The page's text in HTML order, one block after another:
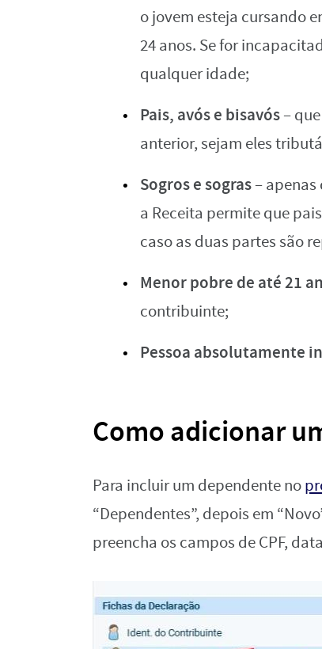
o jovem esteja cursando
24 anos. Se for
qualquer idade;
Pais, avós e bisavós–
anterior, sejam eles
Sogros e sogras–
a Receita permite que
caso as duas partes são
Menor pobre de até 21
contribuinte;
Pessoa absolutamente
Como adicionar
Para incluir um dependente no
“Dependentes”, depois em
preencha os campos de CPF,